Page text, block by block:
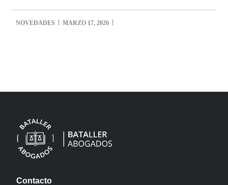
NOVEDADES MARZO 17, 2026
Contacto